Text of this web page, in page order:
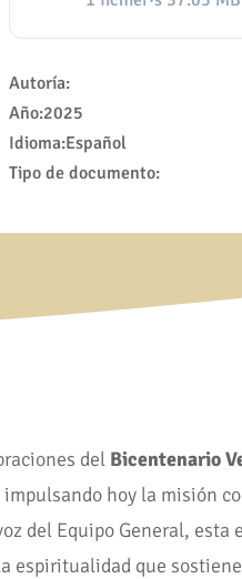
Autoría:
Año:2025
Idioma:Español
Tipo de documento:
del Bicentenario
hoy la misión
del Equipo General, esta
espiritualidad que